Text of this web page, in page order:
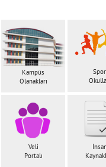
Kampüs
Olanakları
Spor
Veli
Portalı